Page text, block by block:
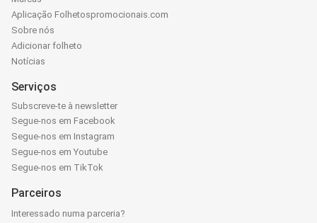
Aplicação Folhetospromocionais.com
Sobre nós
Adicionar folheto
Notícias
Serviços
Subscreve-te à newsletter
Segue-nos em Facebook
Segue-nos em Instagram
Segue-nos em Youtube
Segue-nos em TikTok
Parceiros
Interessado numa parceria?